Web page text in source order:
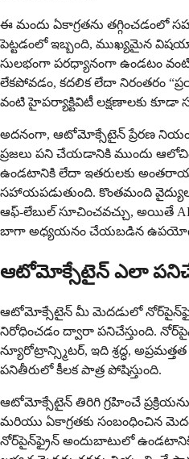
ఈ మందు ఏకాగ్రతను తగ్గించడంలో
పెట్టడంలో ఇబ్బంది, ముఖ్యమైన
సులభంగా పరధ్యానంగా ఉండటం
లేకపోవడం, కదలిక లేదా నిరంతరం
వంటి హైపర్యాక్టివిటీ లక్షణాలకు
అదనంగా, ఆటోమోక్సేటైన్ ప్రేరణ
ప్రజలు పని చేయడానికి ముందు
ఉండటానికి లేదా ఇతరులకు
సహాయపడుతుంది. కొంతమంది
ఆఫ్-లేబుల్ సూచించవచ్చు, అయితే
బాగా అధ్యయనం చేయబడిన
ఆటోమోక్సేటైన్ ఎలా
ఆటోమోక్సేటైన్ మీ మెదడులో
నిరోధించడం ద్వారా పనిచేస్తుంది.
న్యూరోట్రాన్స్మిటర్, ఇది శ్రద్ధ,
పనితీరులో కీలక పాత్ర పోషిస్తుంది.
ఆటోమోక్సేటైన్ తిరిగి గ్రహించే ప్రక్రియను
మరియు ఏకాగ్రతకు సంబంధించిన
నోర్‌పైన్‌ఫ్రైన్ అందుబాటులో